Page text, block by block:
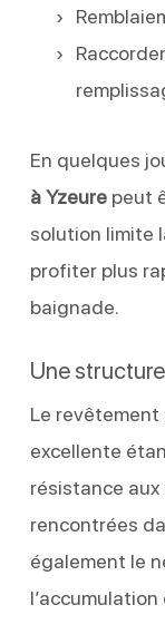
En quelques
à Yzeurepeut
solution limite
profiter plus
baignade.
Une
Le revêtement
excellente
résistance
rencontrées
également le